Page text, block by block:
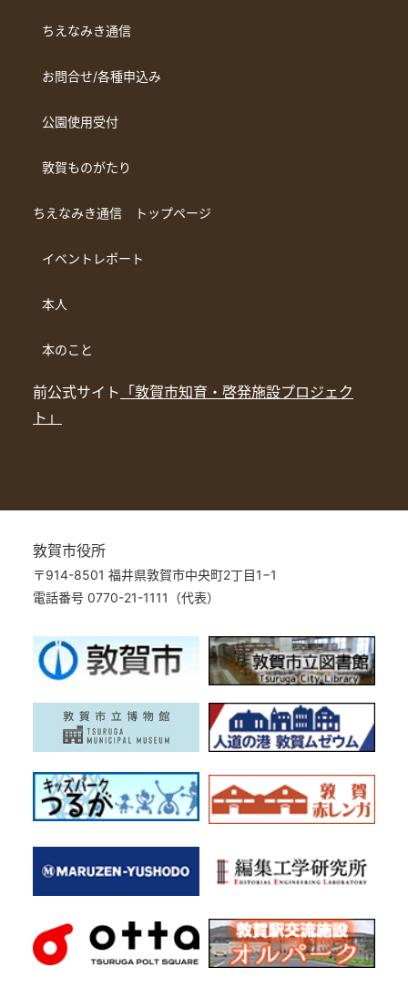
ちえなみき通信
お問合せ/各種申込み
公園使用受付
敦賀ものがたり
ちえなみき通信 トップページ
イベントレポート
本人
本のこと
前公式サイト 「敦賀市知育・啓発施設プロジェク
ト」
敦賀市役所
〒914-8501 福井県敦賀市中央町2丁目1−1
電話番号 0770-21-1111（代表）